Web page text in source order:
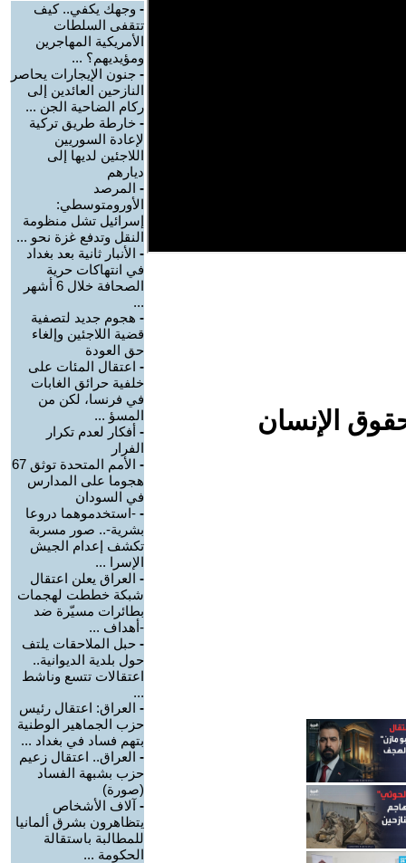
الإنسان
- وجهك يكفي.. كيف
تتقفى السلطات
الأمريكية المهاجرين
ومؤيديهم؟ ...
- جنون الإيجارات يحاصر
النازحين العائدين إلى
ركام الضاحية الجن ...
- خارطة طريق تركية
لإعادة السوريين
اللاجئين لديها إلى
ديارهم
- المرصد
الأورومتوسطي:
إسرائيل تشل منظومة
النقل وتدفع غزة نحو ...
- الأنبار ثانية بعد بغداد
في انتهاكات حرية
الصحافة خلال 6 أشهر
...
- هجوم جديد لتصفية
قضية اللاجئين وإلغاء
حق العودة
- اعتقال المئات على
خلفية حرائق الغابات
في فرنسا، لكن من
المسؤ ...
- أفكار لعدم تكرار
الفرار
-
الأمم المتحدة توثق 67
هجوما على المدارس
في السودان
- -استخدموهما دروعا
بشرية-.. صور مسربة
تكشف إعدام الجيش
الإسرا ...
- العراق يعلن اعتقال
شبكة خططت لهجمات
بطائرات مسيّرة ضد
-أهداف ...
- حبل الملاحقات يلتف
حول بلدية الديوانية..
اعتقالات تتسع وناشط
...
- العراق: اعتقال رئيس
حزب الجماهير الوطنية
بتهم فساد في بغداد ...
- العراق.. اعتقال زعيم
حزب بشبهة الفساد
(صورة)
- آلاف الأشخاص
يتظاهرون بشرق ألمانيا
للمطالبة باستقالة
الحكومة ...